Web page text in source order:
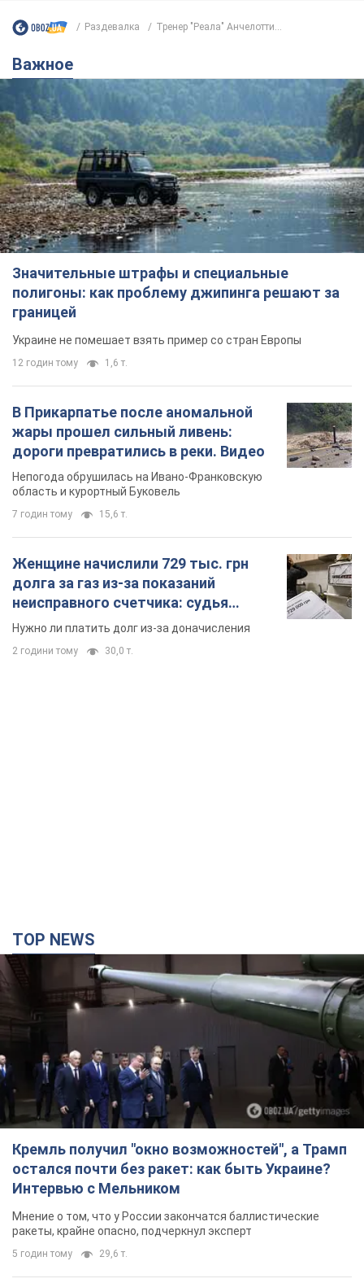
Раздевалка Тренер "Реала" Анчелотти...
Важное
Значительные штрафы и специальные
полигоны: как проблему джипинга решают за
границей
Украине не помешает взять пример со стран Европы
12 годин тому 1,6 т.
В Прикарпатье после аномальной
жары прошел сильный ливень:
дороги превратились в реки. Видео
Непогода обрушилась на Ивано-Франковскую
область и курортный Буковель
7 годин тому 15,6 т.
Женщине начислили 729 тыс. грн
долга за газ из-за показаний
неисправного счетчика: судья
вынес неожиданное решение
Нужно ли платить долг из-за доначисления
2 години тому 30,0 т.
TOP NEWS
Кремль получил "окно возможностей", а Трамп
остался почти без ракет: как быть Украине?
Интервью с Мельником
Мнение о том, что у России закончатся баллистические
ракеты, крайне опасно, подчеркнул эксперт
5 годин тому 29,6 т.